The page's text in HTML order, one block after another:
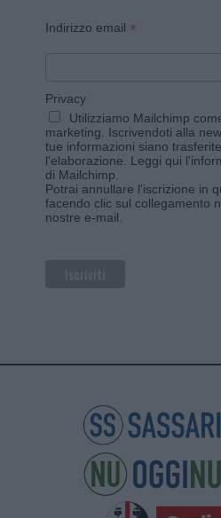
Indirizzo email *
Privacy
Utilizziamo Mailchimp
marketing. Iscrivendoti alla
tue informazioni siano
l'elaborazione. Leggi qui
di Mailchimp
Potrai annullare l'iscrizione in
facendo clic sul collegamento
nostre e-mail.